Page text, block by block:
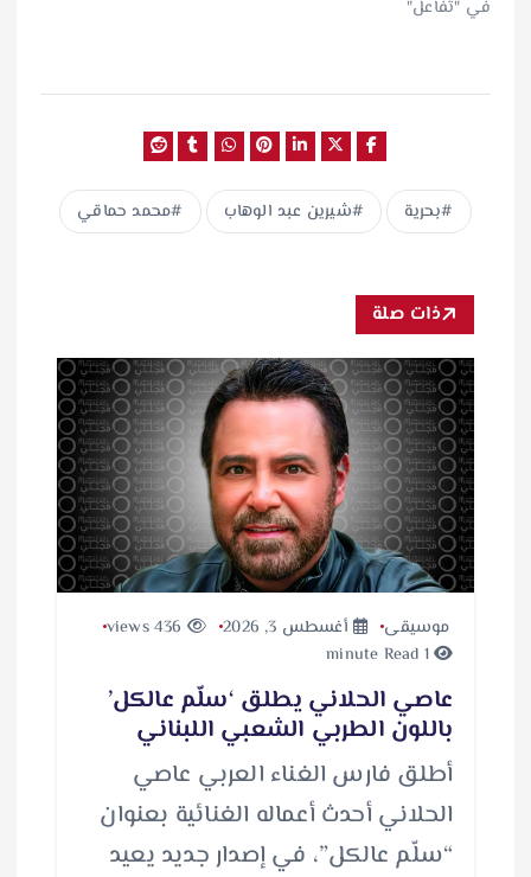
في "تفاعل"
بحرية شيرين عبد الوهاب محمد حماقي
ذات صلة
موسيقى أغسطس 3, 2026
1 minute Read
عاصي الحلاني يطلق ‘سلّم عالكل’
باللون الطربي الشعبي اللبناني
أطلق فارس الغناء العربي عاصي
الحلاني أحدث أعماله الغنائية بعنوان
“سلّم عالكل”، في إصدار جديد يعيد